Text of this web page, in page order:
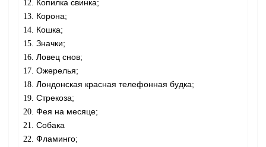
Копилка свинка;
Корона;
Кошка;
Значки;
Ловец снов;
Ожерелья;
Лондонская красная телефонная будка;
Стрекоза;
Фея на месяце;
Собака
Фламинго;